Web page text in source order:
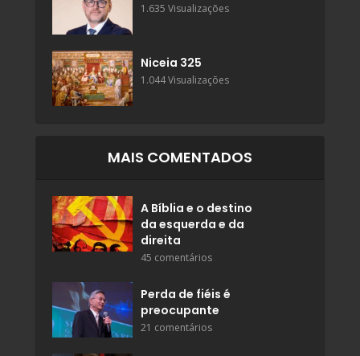
1.635 Visualizações
Niceia 325
1.044 Visualizações
MAIS COMENTADOS
A Bíblia e o destino
da esquerda e da
direita
45 comentários
Perda de fiéis é
preocupante
21 comentários